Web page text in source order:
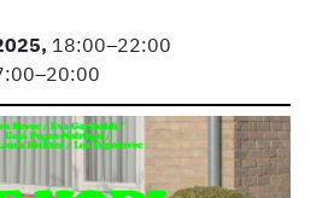
18:00–22:00